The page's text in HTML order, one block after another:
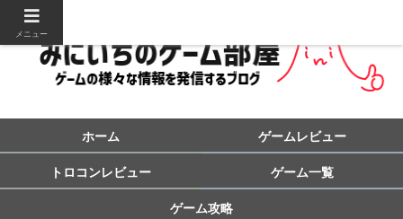
ホーム ゲームレビュー
トロコンレビュー ゲーム一覧
ゲーム攻略
メニュー